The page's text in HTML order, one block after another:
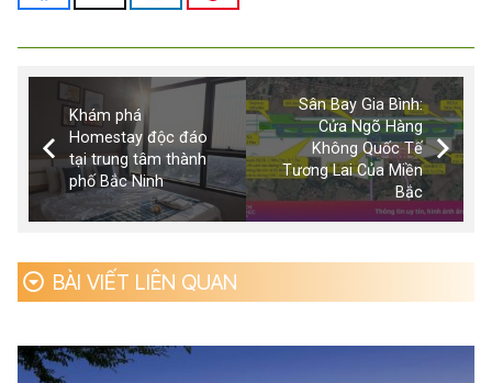
Khám phá
Homestay độc đáo
tại trung tâm thành
phố Bắc Ninh
Sân Bay Gia Bình:
Cửa Ngõ Hàng
Không Quốc Tế
Tương Lai Của Miền
Bắc
BÀI VIẾT LIÊN QUAN